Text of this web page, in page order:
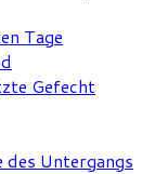
Tage
Gefecht
des Untergangs